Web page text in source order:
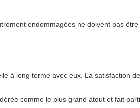
endommagées ne doivent pas être
à long terme avec eux. La satisfaction
comme le plus grand atout et fait